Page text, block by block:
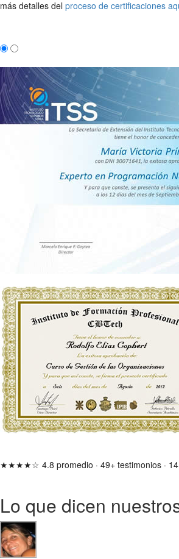
más detalles del proceso de certificaciones
★★★★☆ 4.8 promedio · 49+ testimonios ·
Lo que dicen